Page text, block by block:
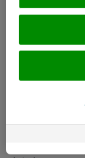
LinkedIn